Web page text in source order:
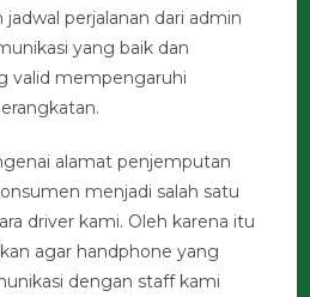
perjalanan dari admin
yang baik dan
valid mempengaruhi
alamat penjemputan
menjadi salah satu
driver kami. Oleh karena itu
agar handphone yang
dengan staff kami